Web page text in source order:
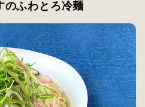
のふわとろ冷麺